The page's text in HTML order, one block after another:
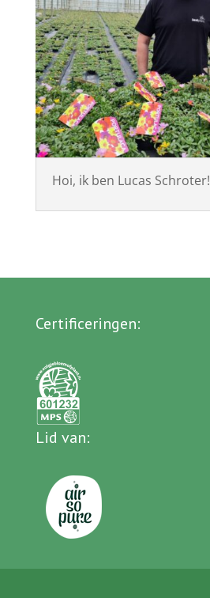
Hoi, ik ben Lucas Schroter!
Certificeringen:
Lid van: